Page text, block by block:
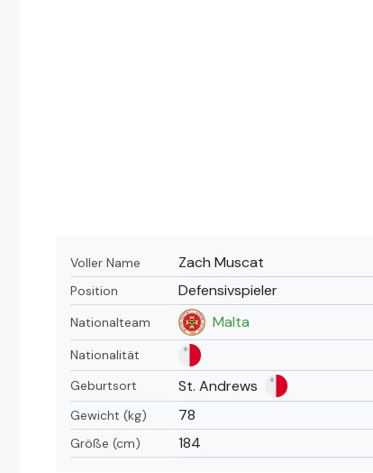
Voller Name Zach Muscat
Position Defensivspieler
Nationalteam Malta
Nationalität
Geburtsort
St. Andrews
Gewicht (kg) 78
Größe (cm) 184